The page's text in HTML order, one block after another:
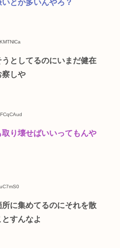
とか多いんやろ？
としてるのにいまだ健在
察しや
り壊せばいいってもんや
に集めてるのにそれを散
すんなよ